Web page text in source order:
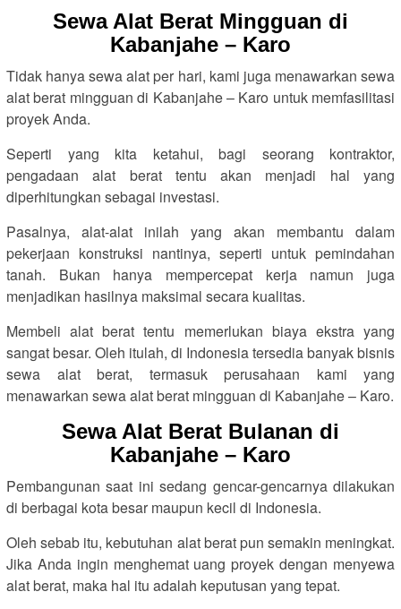
Sewa Alat Berat Mingguan di
Kabanjahe – Karo
Tidak hanya sewa alat per hari, kami juga menawarkan sewa
alat berat mingguan di Kabanjahe – Karo untuk memfasilitasi
proyek Anda.
Seperti yang kita ketahui, bagi seorang kontraktor,
pengadaan alat berat tentu akan menjadi hal yang
diperhitungkan sebagai investasi.
Pasalnya, alat-alat inilah yang akan membantu dalam
pekerjaan konstruksi nantinya, seperti untuk pemindahan
tanah. Bukan hanya mempercepat kerja namun juga
menjadikan hasilnya maksimal secara kualitas.
Membeli alat berat tentu memerlukan biaya ekstra yang
sangat besar. Oleh itulah, di Indonesia tersedia banyak bisnis
sewa alat berat, termasuk perusahaan kami yang
menawarkan sewa alat berat mingguan di Kabanjahe – Karo.
Sewa Alat Berat Bulanan di
Kabanjahe – Karo
Pembangunan saat ini sedang gencar-gencarnya dilakukan
di berbagai kota besar maupun kecil di Indonesia.
Oleh sebab itu, kebutuhan alat berat pun semakin meningkat.
Jika Anda ingin menghemat uang proyek dengan menyewa
alat berat, maka hal itu adalah keputusan yang tepat.